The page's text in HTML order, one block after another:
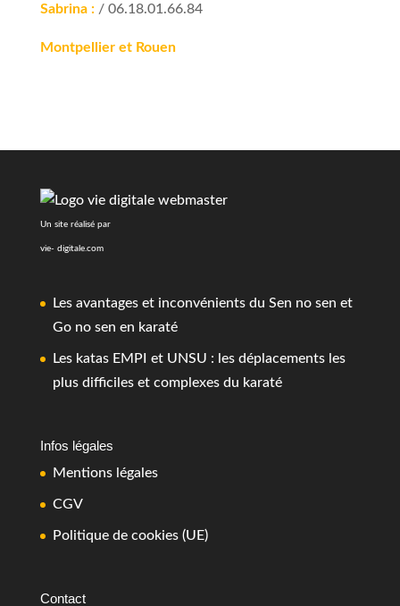
Sabrina : / 06.18.01.66.84
Montpellier et Rouen
Un site réalisé par
vie- digitale.com
Les avantages et inconvénients du Sen no sen et
Go no sen en karaté
Les katas EMPI et UNSU : les déplacements les
plus difficiles et complexes du karaté
Infos légales
Mentions légales
CGV
Politique de cookies (UE)
Contact